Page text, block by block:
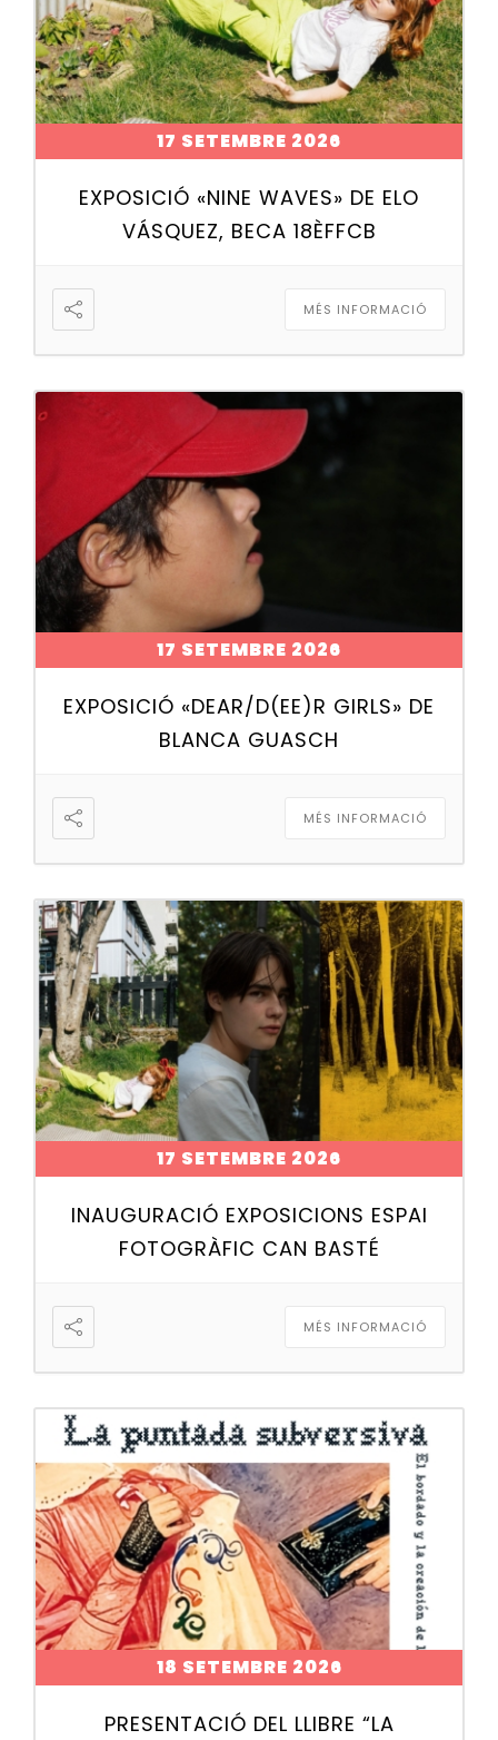
17 SETEMBRE 2026
EXPOSICIÓ «NINE WAVES» DE ELO
VÁSQUEZ, BECA 18ÈFFCB
MÉS INFORMACIÓ
17 SETEMBRE 2026
EXPOSICIÓ «DEAR/D(EE)R GIRLS» DE
BLANCA GUASCH
MÉS INFORMACIÓ
17 SETEMBRE 2026
INAUGURACIÓ EXPOSICIONS ESPAI
FOTOGRÀFIC CAN BASTÉ
MÉS INFORMACIÓ
18 SETEMBRE 2026
PRESENTACIÓ DEL LLIBRE “LA